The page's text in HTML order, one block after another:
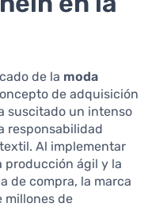
de la moda
de adquisición
suscitado un intenso
responsabilidad
Al implementar
producción ágil y la
de compra, la marca
millones de